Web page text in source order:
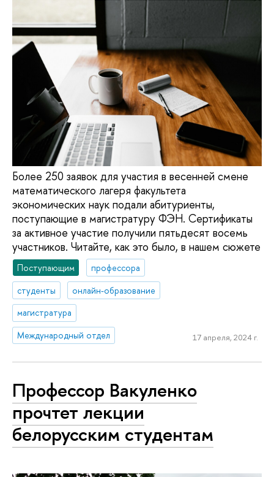
Более 250 заявок для участия в весенней смене
математического лагеря факультета
экономических наук подали абитуриенты,
поступающие в магистратуру ФЭН. Сертификаты
за активное участие получили пятьдесят восемь
участников. Читайте, как это было, в нашем сюжете
Поступающим
профессора
студенты
онлайн-образование
магистратура
Международный отдел
17 апреля, 2024 г.
Профессор Вакуленко
прочтет лекции
белорусским студентам